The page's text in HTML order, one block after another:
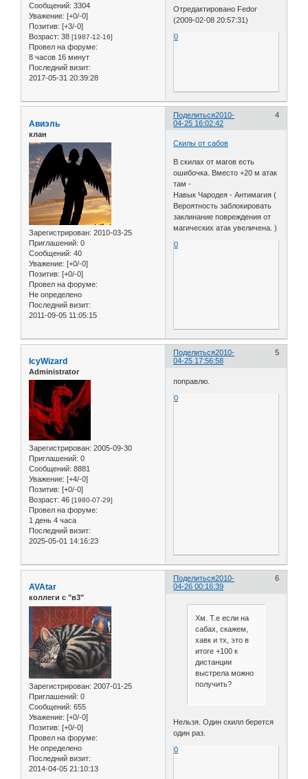
Сообщений: 3304
Уважение: [+0/-0]
Позитив: [+3/-0]
Возраст: 38 [1987-12-16]
Провел на форуме:
8 часов 16 минут
Последний визит:
2017-05-31 20:39:28
Отредактировано Fedor
(2009-02-08 20:57:31)
0
Поделиться 4
2010-
04-25 16:02:42
Авиэль
клан
Зарегистрирован: 2010-03-25
Приглашений: 0
Сообщений: 40
Уважение: [+0/-0]
Позитив: [+0/-0]
Провел на форуме:
Не определено
Последний визит:
2011-09-05 11:05:15
Скилы от сабов
В скилах от магов есть
ошибочка. Вместо +20 м атак
там -
Навык Чародея - Антимагия (
Вероятность заблокировать
заклинание повреждения от
магических атак увеличена. )
0
Поделиться 5
2010-
04-25 17:56:58
IcyWizard
Administrator
Зарегистрирован: 2005-09-30
Приглашений: 0
Сообщений: 8881
Уважение: [+4/-0]
Позитив: [+0/-0]
Возраст: 46 [1980-07-29]
Провел на форуме:
1 день 4 часа
Последний визит:
2025-05-01 14:16:23
поправлю.
0
Поделиться 6
2010-
04-26 00:16:39
AVAtar
коллеги с "в3"
Зарегистрирован: 2007-01-25
Приглашений: 0
Сообщений: 655
Уважение: [+0/-0]
Позитив: [+0/-0]
Провел на форуме:
Не определено
Последний визит:
2014-04-05 21:10:13
Хм. Т.е если на
сабах, скажем,
хавк и тх, это в
итоге +100 к
дистанции
выстрела можно
получить?
Нельзя. Один скилл берется
один раз.
0